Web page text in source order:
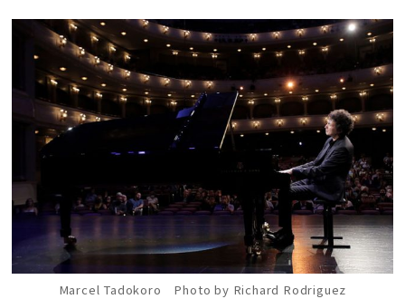
Marcel Tadokoro Photo by Richard Rodriguez